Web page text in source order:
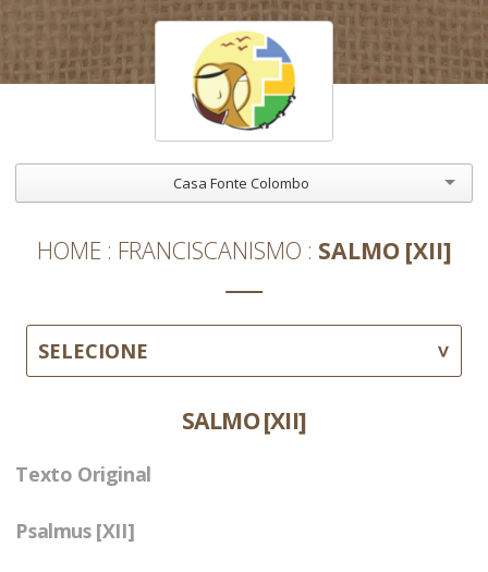
Casa Fonte Colombo
HOME FRANCISCANISMO SALMO [XII]
SELECIONE
SALMO [XII]
Texto Original
Psalmus [XII]